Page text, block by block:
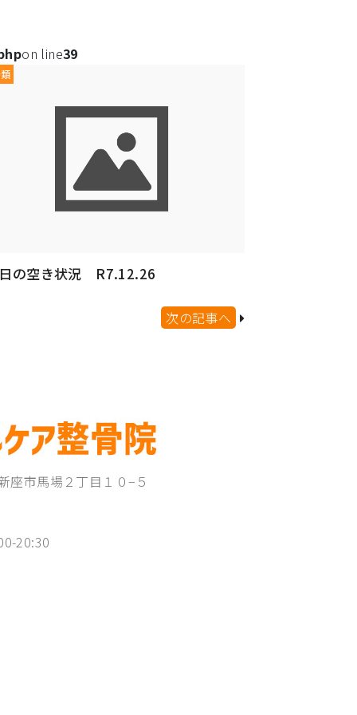
on line39
の空き状況 R7.12.26
次の記事へ
座市馬場２丁目１０−５
20:30